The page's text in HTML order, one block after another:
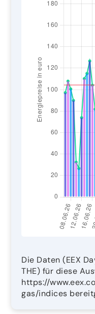
Die Daten (EEX
THE) für diese
https://
gas/indices